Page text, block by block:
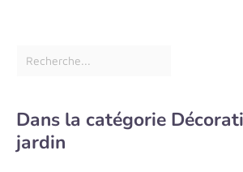
Dans la catégorie
jardin